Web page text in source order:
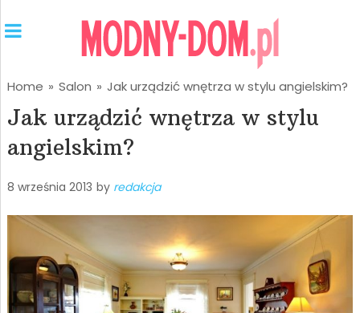
Home » Salon » Jak urządzić wnętrza w stylu angielskim?
Jak urządzić wnętrza w stylu
angielskim?
8 września 2013 by redakcja